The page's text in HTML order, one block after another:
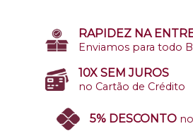
RAPIDEZ NA
Enviamos para todo
10X SEM JUROS
no Cartão de Crédito
5% DESCONTO